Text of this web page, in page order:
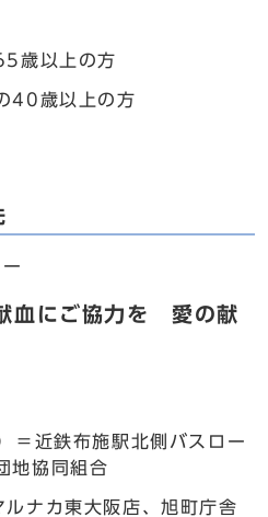
歳以上の方
40歳以上の方
血にご協力を 愛の献
＝近鉄布施駅北側バスロー
地協同組合
ナカ東大阪店、旭町庁舎